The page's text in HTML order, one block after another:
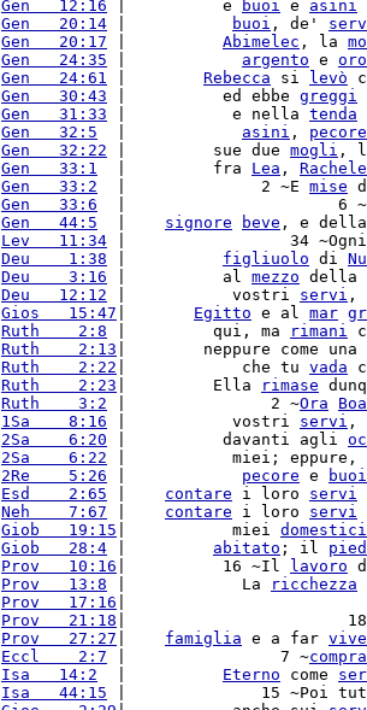
Gen   12:16 |          e buoi e asini
Gen   20:14 buoi , de'
Gen   20:17 Abimelec , la
Gen   24:35 argento e oro
Gen   24:61 Rebecca si levò
Gen   30:43 |          ed ebbe greggi
Gen   31:33 |           e nella tenda
Gen   32:5 asini , pecore
Gen   32:22 |         sue due mogli ,
Gen   33:1
  |         fra
Lea , Rachele
Gen   33:2
  |              2 ~E
mise
Gen   33:6
|                      6
Gen   44:5 signore beve , e
Lev   11:34 |                 34
Deu    1:38 figliuolo di
Deu    3:16 |          al mezzo della
Deu   12:12 |           vostri servi ,
Gios   15:47 Egitto e al mar
Ruth    2:8 |         qui, ma rimani
Ruth    2:13 |        neppure come
Ruth    2:22 |            che tu vada
Ruth    2:23 |         Ella rimase
Ruth    3:2 |               2 ~Ora
1Sa    8:16 |           vostri servi ,
2Sa    6:20 |          davanti agli
2Sa    6:22 |           miei; eppure,
2Re    5:26 pecore e
buoi
Esd    2:65 contare i loro servi
Neh    7:67 contare i loro servi
Giob   19:15 |           miei domestici
Giob   28:4 abitato ; il
Prov   10:16 |          16 ~Il lavoro
Prov   13:8 |            La ricchezza
Prov   17:16
Prov   21:18 |                       18
Prov   27:27 famiglia e a far
Eccl    2:7 |                7 ~
Isa   14:2 Eterno come
Isa   44:15 |              15 ~Poi